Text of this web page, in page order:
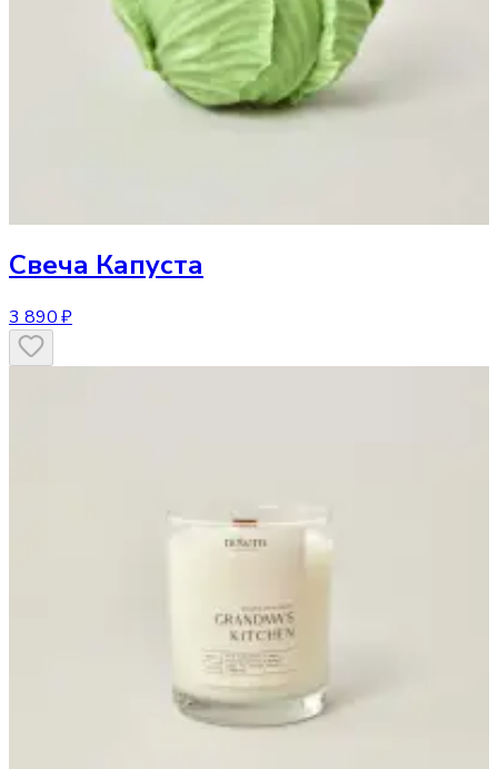
Свеча Капуста
3 890 ₽